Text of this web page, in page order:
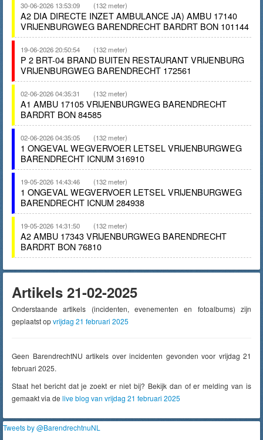
30-06-2026 13:53:09 (132 meter)
A2 DIA DIRECTE INZET AMBULANCE JA) AMBU 17140
VRIJENBURGWEG BARENDRECHT BARDRT BON 101144
19-06-2026 20:50:54 (132 meter)
P 2 BRT-04 BRAND BUITEN RESTAURANT VRIJENBURG
VRIJENBURGWEG BARENDRECHT 172561
02-06-2026 04:35:31 (132 meter)
A1 AMBU 17105 VRIJENBURGWEG BARENDRECHT
BARDRT BON 84585
02-06-2026 04:35:05 (132 meter)
1 ONGEVAL WEGVERVOER LETSEL VRIJENBURGWEG
BARENDRECHT ICNUM 316910
19-05-2026 14:43:46 (132 meter)
1 ONGEVAL WEGVERVOER LETSEL VRIJENBURGWEG
BARENDRECHT ICNUM 284938
19-05-2026 14:31:50 (132 meter)
A2 AMBU 17343 VRIJENBURGWEG BARENDRECHT
BARDRT BON 76810
Artikels 21-02-2025
Onderstaande artikels (incidenten, evenementen en fotoalbums) zijn
geplaatst opvrijdag 21 februari 2025
Geen BarendrechtNU artikels over incidenten gevonden voor vrijdag 21
februari 2025.
Staat het bericht dat je zoekt er niet bij? Bekijk dan of er melding van is
gemaakt via de live blog van vrijdag 21 februari 2025
Tweets by @BarendrechtnuNL